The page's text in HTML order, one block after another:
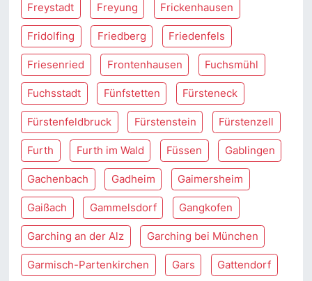
Freystadt Freyung Frickenhausen
Fridolfing Friedberg Friedenfels
Friesenried Frontenhausen Fuchsmühl
Fuchsstadt Fünfstetten Fürsteneck
Fürstenfeldbruck Fürstenstein Fürstenzell
Furth Furth im Wald Füssen Gablingen
Gachenbach Gadheim Gaimersheim
Gaißach Gammelsdorf Gangkofen
Garching an der Alz Garching bei München
Garmisch-Partenkirchen Gars Gattendorf